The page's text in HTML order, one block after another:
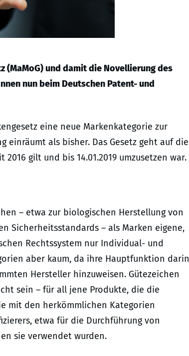
(MaMoG) und damit die Novellierung des
nun beim Deutschen Patent- und
eine neue Markenkategorie zur
einräumt als bisher. Das Gesetz geht auf die
gilt und bis 14.01.2019 umzusetzen war.
– etwa zur biologischen Herstellung von
Sicherheitsstandards – als Marken eigene,
Rechtssystem nur Individual- und
aber kaum, da ihre Hauptfunktion darin
Hersteller hinzuweisen. Gütezeichen
sein – für all jene Produkte, die die
mit den herkömmlichen Kategorien
etwa für die Durchführung von
sie verwendet wurden.